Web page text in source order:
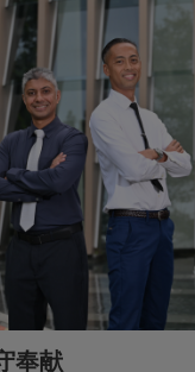
奉献